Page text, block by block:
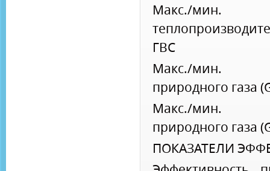
Макс./мин.
ГВС
Макс./мин.
природного газа
Макс./мин.
природного газа
ПОКАЗАТЕЛИ